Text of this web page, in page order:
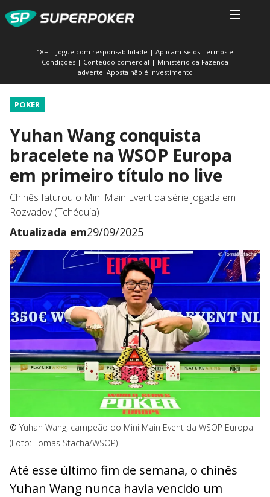
18+ | Jogue com responsabilidade | Aplicam-se os Termos e
Condições | Conteúdo comercial | Ministério da Fazenda
adverte: Aposta não é investimento
POKER
Yuhan Wang conquista
bracelete na WSOP Europa
em primeiro título no live
Chinês faturou o Mini Main Event da série jogada em
Rozvadov (Tchéquia)
Atualizada em29/09/2025
© Yuhan Wang, campeão do Mini Main Event da WSOP Europa
(Foto: Tomas Stacha/WSOP)
Até esse último fim de semana, o chinês
Yuhan Wang nunca havia vencido um